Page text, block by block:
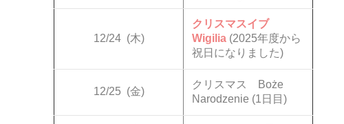
12/24 (木)
クリスマスイブ
Wigilia (2025年度から
祝日になりました)
12/25 (金)
クリスマス Boże
Narodzenie (1日目)